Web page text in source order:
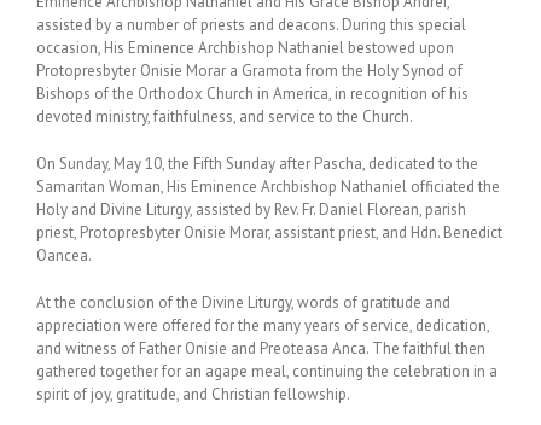
assisted by a number of priests and deacons. During this special
occasion, His Eminence Archbishop Nathaniel bestowed upon
Protopresbyter Onisie Morar a Gramota from the Holy Synod of
Bishops of the Orthodox Church in America, in recognition of his
devoted ministry, faithfulness, and service to the Church.
On Sunday, May 10, the Fifth Sunday after Pascha, dedicated to the
Samaritan Woman, His Eminence Archbishop Nathaniel officiated the
Holy and Divine Liturgy, assisted by Rev. Fr. Daniel Florean, parish
priest, Protopresbyter Onisie Morar, assistant priest, and Hdn. Benedict
Oancea.
At the conclusion of the Divine Liturgy, words of gratitude and
appreciation were offered for the many years of service, dedication,
and witness of Father Onisie and Preoteasa Anca. The faithful then
gathered together for an agape meal, continuing the celebration in a
spirit of joy, gratitude, and Christian fellowship.